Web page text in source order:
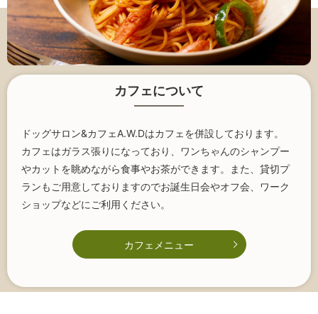
カフェについて
ドッグサロン&カフェA.W.Dはカフェを併設しております。
カフェはガラス張りになっており、ワンちゃんのシャンプー
やカットを眺めながら食事やお茶ができます。また、貸切プ
ランもご用意しておりますのでお誕生日会やオフ会、ワーク
ショップなどにご利用ください。
カフェメニュー